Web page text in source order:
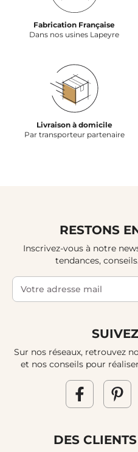
Fabrication Française
Dans nos usines Lapeyre
Livraison à domicile
Par transporteur partenaire
RESTONS
Inscrivez-vous à notre
tendances,
Sur nos réseaux, retrouvez
et nos conseils pour
DES